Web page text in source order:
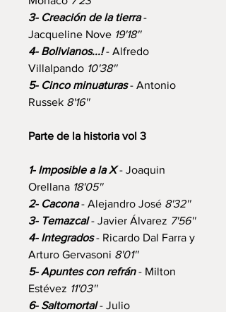
3- Creación de la tierra-
Jacqueline Nove 19'18''
4- Bolivianos...!- Alfredo
Villalpando 10'38''
5- Cinco minuaturas - Antonio
Russek 8'16''
Parte de la historia vol 3
1- Imposible a la X - Joaquin
Orellana 18'05''
2- Cacona- Alejandro José 8'32''
3- Temazcal - Javier Álvarez 7'56''
4- Integrados- Ricardo Dal Farra y
Arturo Gervasoni 8'01''
5- Apuntes con refrán- Milton
Estévez 11'03''
6- Saltomortal- Julio